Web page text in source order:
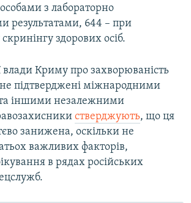
з лабораторно
результатами, 644 – при
здорових осіб.
влади Криму про захворюваність
підтверджені міжнародними
та іншими незалежними
стверджують, що ця
занижена, оскільки не
важливих факторів,
в рядах російських